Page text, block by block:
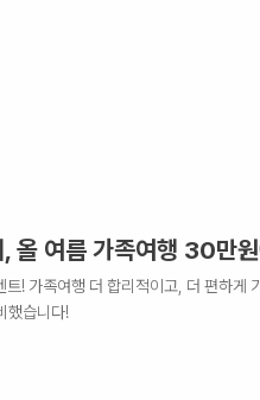
올 여름 가족여행 30만
! 가족여행 더 합리적이고, 더 편하게
했습니다!